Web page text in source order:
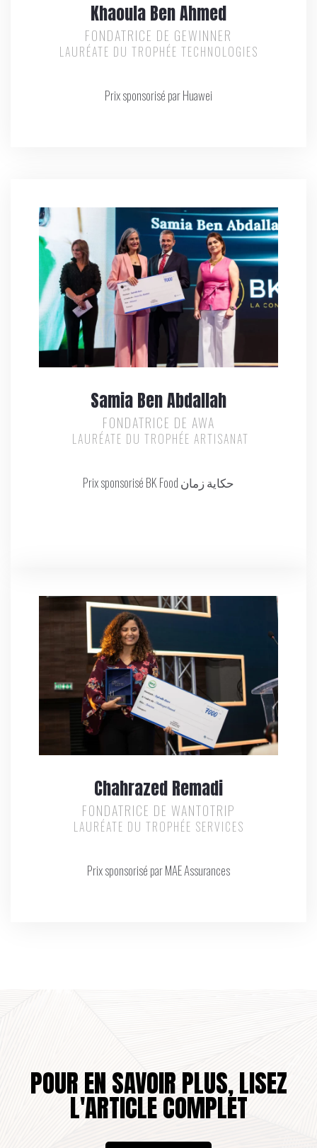
Khaoula Ben Ahmed
FONDATRICE DE GEWINNER
LAURÉATE DU TROPHÉE TECHNOLOGIES
Prix sponsorisé par Huawei
Samia Ben Abdallah
FONDATRICE DE AWA
LAURÉATE DU TROPHÉE ARTISANAT
Prix sponsorisé BK Food حكاية زمان
Chahrazed Remadi
FONDATRICE DE WANTOTRIP
LAURÉATE DU TROPHÉE SERVICES
Prix sponsorisé par MAE Assurances
POUR EN SAVOIR PLUS, LISEZ
L'ARTICLE COMPLET